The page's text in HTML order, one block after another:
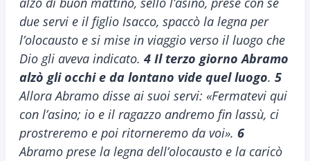
due servi e il figlio Isacco, spaccò la legna per
l’olocausto e si mise in viaggio verso il luogo che
Dio gli aveva indicato.4 Il terzo giorno Abramo
alzò gli occhi e da lontano vide quel luogo. 5
Allora Abramo disse ai suoi servi: «Fermatevi qui
con l’asino; io e il ragazzo andremo fin lassù, ci
prostreremo e poi ritorneremo da voi». 6
Abramo prese la legna dell’olocausto e la caricò